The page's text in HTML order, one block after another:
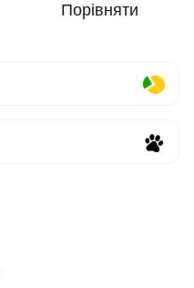
Порівняти